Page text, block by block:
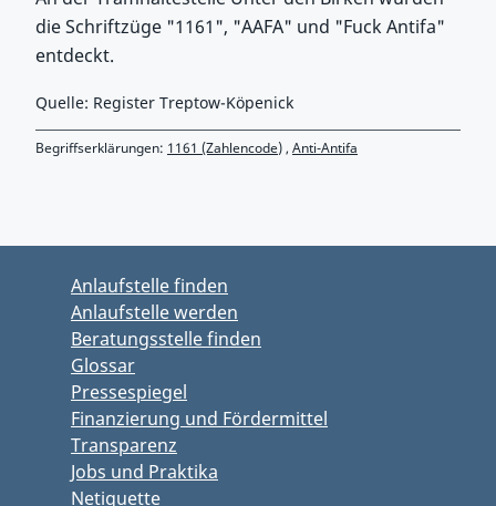
die Schriftzüge "1161", "AAFA" und "Fuck Antifa"
entdeckt.
Quelle: Register Treptow-Köpenick
Begriffserklärungen: 1161 (Zahlencode), Anti-Antifa
Anlaufstelle finden
Anlaufstelle werden
Beratungsstelle finden
Glossar
Pressespiegel
Finanzierung und Fördermittel
Transparenz
Jobs und Praktika
Netiquette